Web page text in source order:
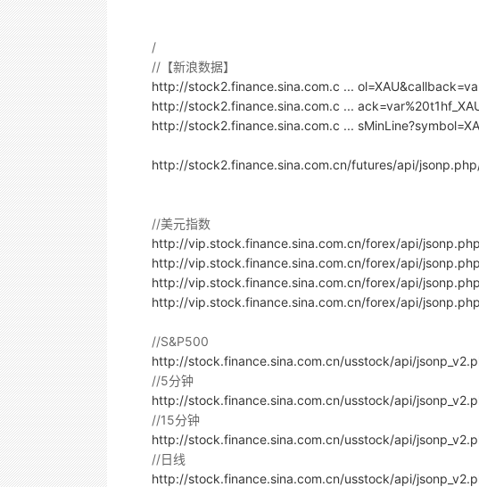
/
//【新浪数据】
http://stock2.finance.sina.com.c ...
http://stock2.finance.sina.com.c ...
http://stock2.finance.sina.com.c ...
http://stock2.finance.sina.com.cn/futures/api/
//美元指数
http://vip.stock.finance.sina.com.cn/forex/api/
http://vip.stock.finance.sina.com.cn/forex/api/
http://vip.stock.finance.sina.com.cn/forex/api/
http://vip.stock.finance.sina.com.cn/forex/api/
//S&P500
http://stock.finance.sina.com.cn/usstock/api/
//5分钟
http://stock.finance.sina.com.cn/usstock/api/
//15分钟
http://stock.finance.sina.com.cn/usstock/api/
//日线
http://stock.finance.sina.com.cn/usstock/api/